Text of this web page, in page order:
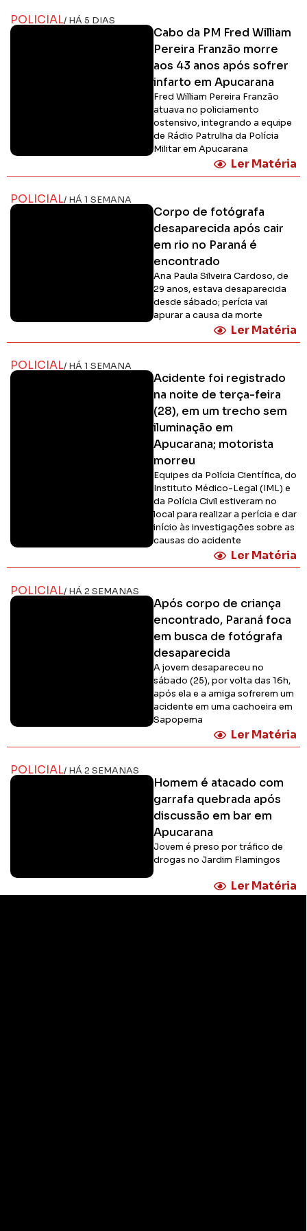
POLICIAL/ HÁ 5 DIAS
Cabo da PM Fred William
Pereira Franzão morre
aos 43 anos após sofrer
infarto em Apucarana
Fred William Pereira Franzão
atuava no policiamento
ostensivo, integrando a equipe
de Rádio Patrulha da Polícia
Militar em Apucarana
Ler Matéria
POLICIAL/ HÁ 1 SEMANA
Corpo de fotógrafa
desaparecida após cair
em rio no Paraná é
encontrado
Ana Paula Silveira Cardoso, de
29 anos, estava desaparecida
desde sábado; perícia vai
apurar a causa da morte
Ler Matéria
POLICIAL/ HÁ 1 SEMANA
Acidente foi registrado
na noite de terça-feira
(28), em um trecho sem
iluminação em
Apucarana; motorista
morreu
Equipes da Polícia Científica, do
Instituto Médico-Legal (IML) e
da Polícia Civil estiveram no
local para realizar a perícia e dar
início às investigações sobre as
causas do acidente
Ler Matéria
POLICIAL/ HÁ 2 SEMANAS
Após corpo de criança
encontrado, Paraná foca
em busca de fotógrafa
desaparecida
A jovem desapareceu no
sábado (25), por volta das 16h,
após ela e a amiga sofrerem um
acidente em uma cachoeira em
Sapopema
Ler Matéria
POLICIAL/ HÁ 2 SEMANAS
Homem é atacado com
garrafa quebrada após
discussão em bar em
Apucarana
Jovem é preso por tráfico de
drogas no Jardim Flamingos
Ler Matéria